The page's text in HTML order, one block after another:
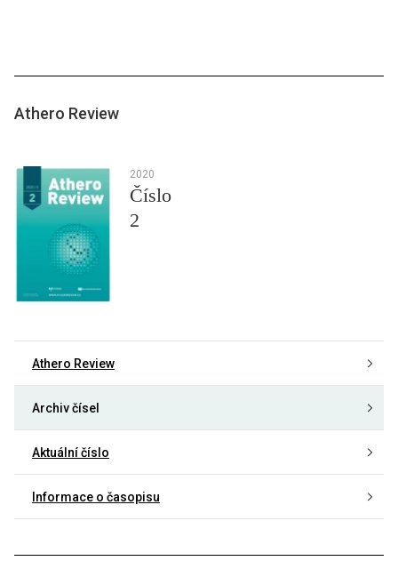
Athero Review
2020
Číslo
2
Athero Review
Archiv čísel
Aktuální číslo
Informace o časopisu